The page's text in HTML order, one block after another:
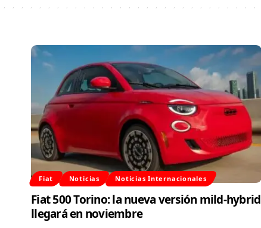
Fiat Noticias Noticias Internacionales
Fiat 500 Torino: la nueva versión mild-hybrid
llegará en noviembre